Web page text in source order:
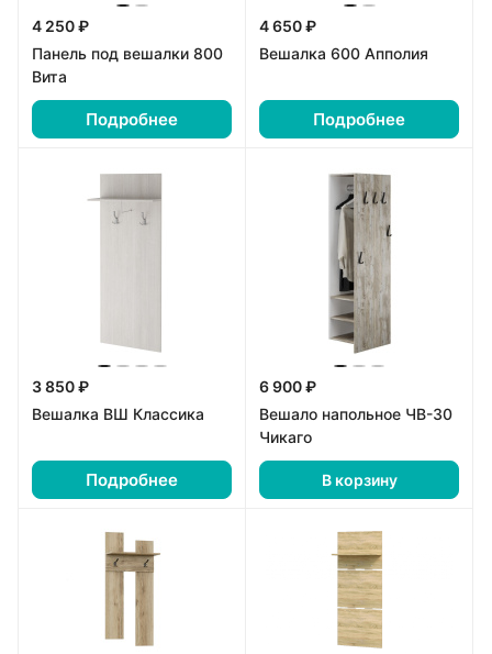
4 250 ₽
Панель под вешалки 800
Вита
Подробнее
4 650 ₽
Вешалка 600 Апполия
Подробнее
3 850 ₽
Вешалка ВШ Классика
Подробнее
6 900 ₽
Вешало напольное ЧВ-30
Чикаго
В корзину